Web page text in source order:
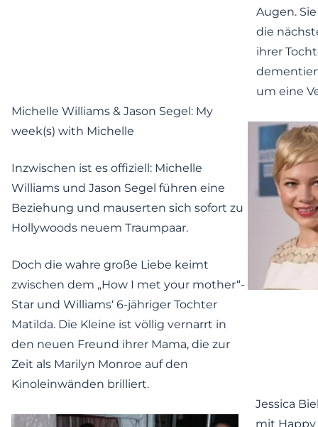
Augen.
die
ihrer
um eine
Michelle Williams & Jason Segel: My
week(s) with Michelle
Inzwischen ist es offiziell: Michelle
Williams und Jason Segel führen eine
Beziehung und mauserten sich sofort zu
Hollywoods neuem Traumpaar.
Doch die wahre große Liebe keimt
zwischen dem „How I met your mother“-
Star und Williams‘ 6-jähriger Tochter
Matilda. Die Kleine ist völlig vernarrt in
den neuen Freund ihrer Mama, die zur
Zeit als Marilyn Monroe auf den
Kinoleinwänden brilliert.
Jessica
mit Happy